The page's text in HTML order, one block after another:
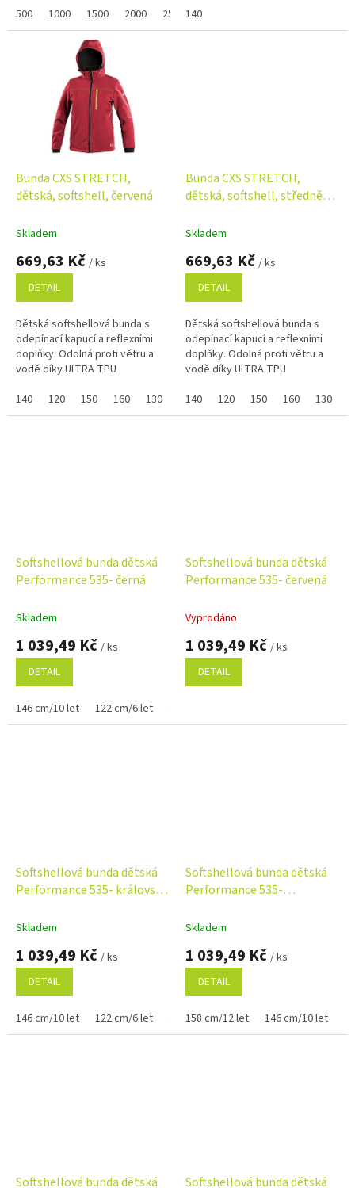
online a po...
500 1000 1500 2000 2500 3000
5000 mm a paropropustností
5000 g/m²/24 h....
140
Bunda CXS STRETCH,
dětská, softshell, červená
Skladem
669,63 Kč / ks
DETAIL
Dětská softshellová bunda s
odepínací kapucí a reflexními
doplňky. Odolná proti větru a
vodě díky ULTRA TPU
5000 mm a paropropustností
5000 g/m²/24 h....
140 120 150 160 130
Bunda CXS STRETCH,
dětská, softshell, středně
Skladem
669,63 Kč / ks
DETAIL
Dětská softshellová bunda s
odepínací kapucí a reflexními
doplňky. Odolná proti větru a
vodě díky ULTRA TPU
5000 mm a paropropustností
5000 g/m²/24 h....
140 120 150 160 130
Softshellová bunda dětská
Performance 535- černá
Skladem
1 039,49 Kč / ks
DETAIL
146 cm/10 let 122 cm/6 let 134 cm/8 let
Softshellová bunda dětská
Performance 535- červená
Vyprodáno
1 039,49 Kč / ks
DETAIL
Softshellová bunda dětská
Performance 535- královská
Skladem
1 039,49 Kč / ks
DETAIL
146 cm/10 let 122 cm/6 let 134 cm/8 let
Softshellová bunda dětská
Performance 535-
Skladem
1 039,49 Kč / ks
DETAIL
158 cm/12 let 146 cm/10 let
Softshellová bunda dětská Softshellová bunda dětská